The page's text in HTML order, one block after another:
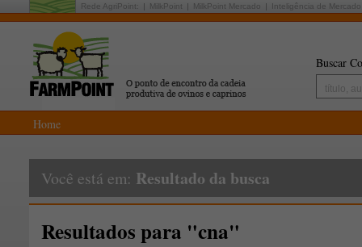
Rede AgriPoint: MilkPoint MilkPoint Mercado Inteligência de Mercado
Buscar
Home
Você está em: Resultado da busca
Resultados para "cna"